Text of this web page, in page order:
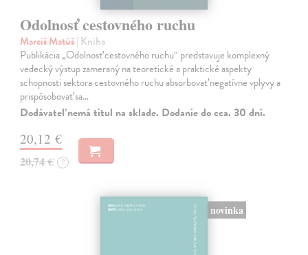
Odolnosť cestovného ruchu
Marciš Matúš| Kniha
Publikácia „Odolnosť cestovného ruchu“ predstavuje komplexný
vedecký výstup zameraný na teoretické a praktické aspekty
schopnosti sektora cestovného ruchu absorbovať negatívne vplyvy a
prispôsobovať sa…
Dodávateľ nemá titul na sklade. Dodanie do cca. 30 dní.
20,12 €
20,74 € ?
novinka